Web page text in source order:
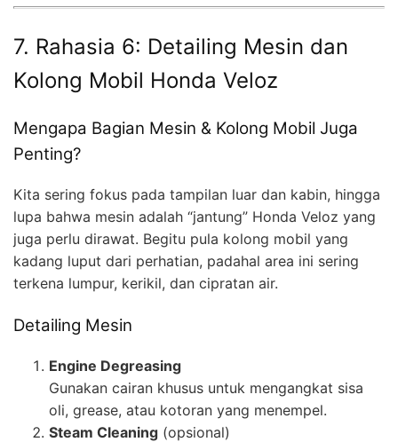
7. Rahasia 6: Detailing Mesin dan
Kolong Mobil Honda Veloz
Mengapa Bagian Mesin & Kolong Mobil Juga
Penting?
Kita sering fokus pada tampilan luar dan kabin, hingga
lupa bahwa mesin adalah “jantung” Honda Veloz yang
juga perlu dirawat. Begitu pula kolong mobil yang
kadang luput dari perhatian, padahal area ini sering
terkena lumpur, kerikil, dan cipratan air.
Detailing Mesin
Engine Degreasing
Gunakan cairan khusus untuk mengangkat sisa
oli, grease, atau kotoran yang menempel.
Steam Cleaning (opsional)